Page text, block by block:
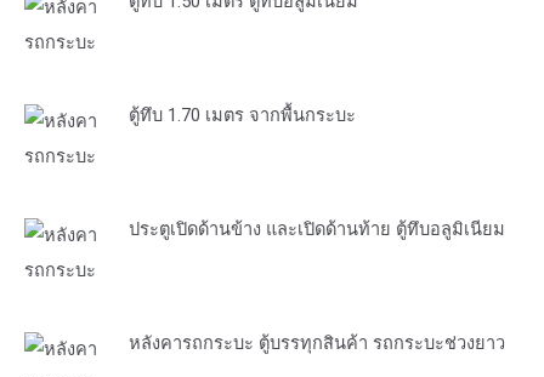
ตู้ทึบ 1.70 เมตร จากพื้นกระบะ
ประตูเปิดด้านข้าง และเปิดด้านท้าย ตู้ทึบอลูมิเนียม
หลังคารถกระบะ ตู้บรรทุกสินค้า รถกระบะช่วงยาว